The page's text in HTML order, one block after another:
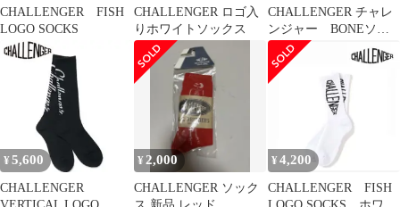
CHALLENGER FISH
LOGO SOCKS
CHALLENGER ロゴ入
りホワイトソックス
CHALLENGER チャレ
ンジャー BONEソッ
クス
¥ 5,600
CHALLENGER
¥ 2,000
CHALLENGER ソック
¥ 4,200
CHALLENGER FISH